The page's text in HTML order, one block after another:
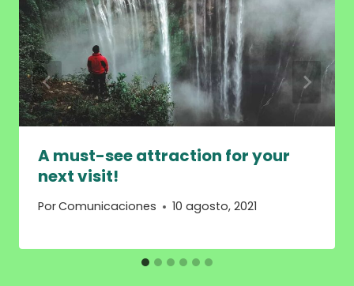
A must-see attraction for your
next visit!
PorComunicaciones 10 agosto, 2021